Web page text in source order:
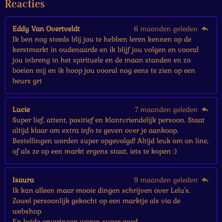
r
r
Reacties
Eddy Van Overtveldt
6 maanden geleden
Ik ben nog steeds blij jou te hebben leren kennen op de
kerstmarkt in oudenaarde en ik blijf jou volgen en vooral
jou inbreng in het spirituele en de maan standen en zo
boeien mij en ik hoop jou vooral nog eens te zien op een
beurs grt
Lucie
7 maanden geleden
Super lief, attent, positief en klantvriendelijk persoon. Staat
altijd klaar om extra info te geven over je aankoop.
Bestellingen worden super opgevolgd! Altijd leuk om on line,
of als ze op een markt ergens staat, iets te kopen :)
Isaura
9 maanden geleden
Ik kan alleen maar mooie dingen schrijven over Lelu's.
Zowel persoonlijk gekocht op een marktje als via de
webshop.